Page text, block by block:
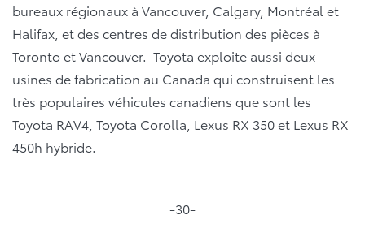
bureaux régionaux à Vancouver, Calgary, Montréal et
Halifax, et des centres de distribution des pièces à
Toronto et Vancouver. Toyota exploite aussi deux
usines de fabrication au Canada qui construisent les
très populaires véhicules canadiens que sont les
Toyota RAV4, Toyota Corolla, Lexus RX 350 et Lexus RX
450h hybride.
-30-